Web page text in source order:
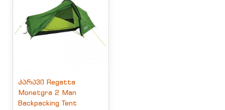
კარავი Regatta
Monetgra 2 Man
Backpacking Tent